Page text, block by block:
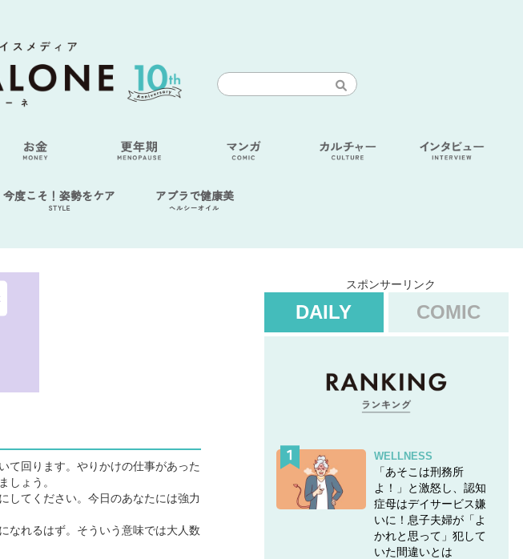
今度こそ！姿勢をケア
STYLE
アブラで健康美
ヘルシーオイル
て回ります。やりかけの仕事があった
しょう。
してください。今日のあなたには強力
なれるはず。そういう意味では大人数
スポンサーリンク
DAILY COMIC
WELLNESS
「あそこは刑務所
よ！」と激怒し、認知
症母はデイサービス嫌
いに！息子夫婦が「よ
かれと思って」犯して
いた間違いとは